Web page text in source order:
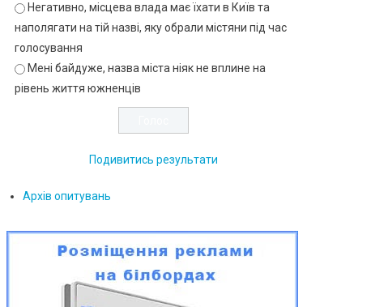
Негативно, місцева влада має їхати в Київ та
наполягати на тій назві, яку обрали містяни під час
голосування
Мені байдуже, назва міста ніяк не вплине на
рівень життя южненців
Подивитись результати
Архів опитувань